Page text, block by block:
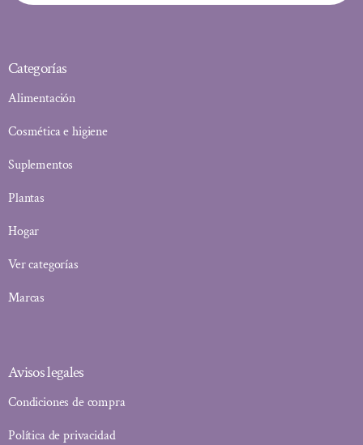
Categorías
Alimentación
Cosmética e higiene
Suplementos
Plantas
Hogar
Ver categorías
Marcas
Avisos legales
Condiciones de compra
Política de privacidad